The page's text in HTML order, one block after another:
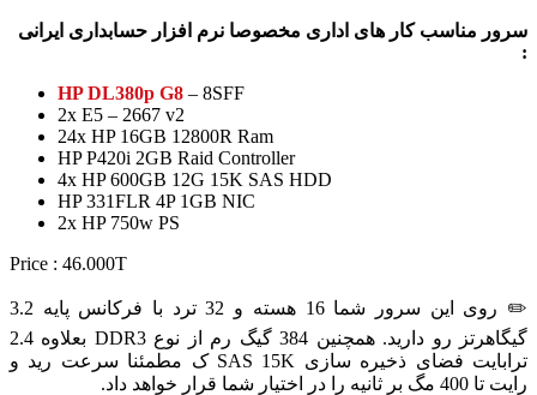
سرور مناسب کار های اداری مخصوصا نرم افزار حسابداری ایرانی
:
HP DL380p G8 – 8SFF
2x E5 – 2667 v2
24x HP 16GB 12800R Ram
HP P420i 2GB Raid Controller
4x HP 600GB 12G 15K SAS HDD
HP 331FLR 4P 1GB NIC
2x HP 750w PS
Price : 46.000T
✏️ روی این سرور شما 16 هسته و 32 ترد با فرکانس پایه 3.2
گیگاهرتز رو دارید. همچنین 384 گیگ رم از نوع DDR3 بعلاوه 2.4
ترابایت فضای ذخیره سازی SAS 15K ک مطمئنا سرعت رید و
رایت تا 400 مگ بر ثانیه را در اختیار شما قرار خواهد داد.